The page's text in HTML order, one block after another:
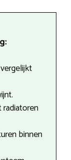
radiatoren
binnen